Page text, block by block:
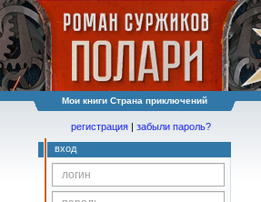
Мои книги Страна приключений
регистрация | забыли пароль?
вход